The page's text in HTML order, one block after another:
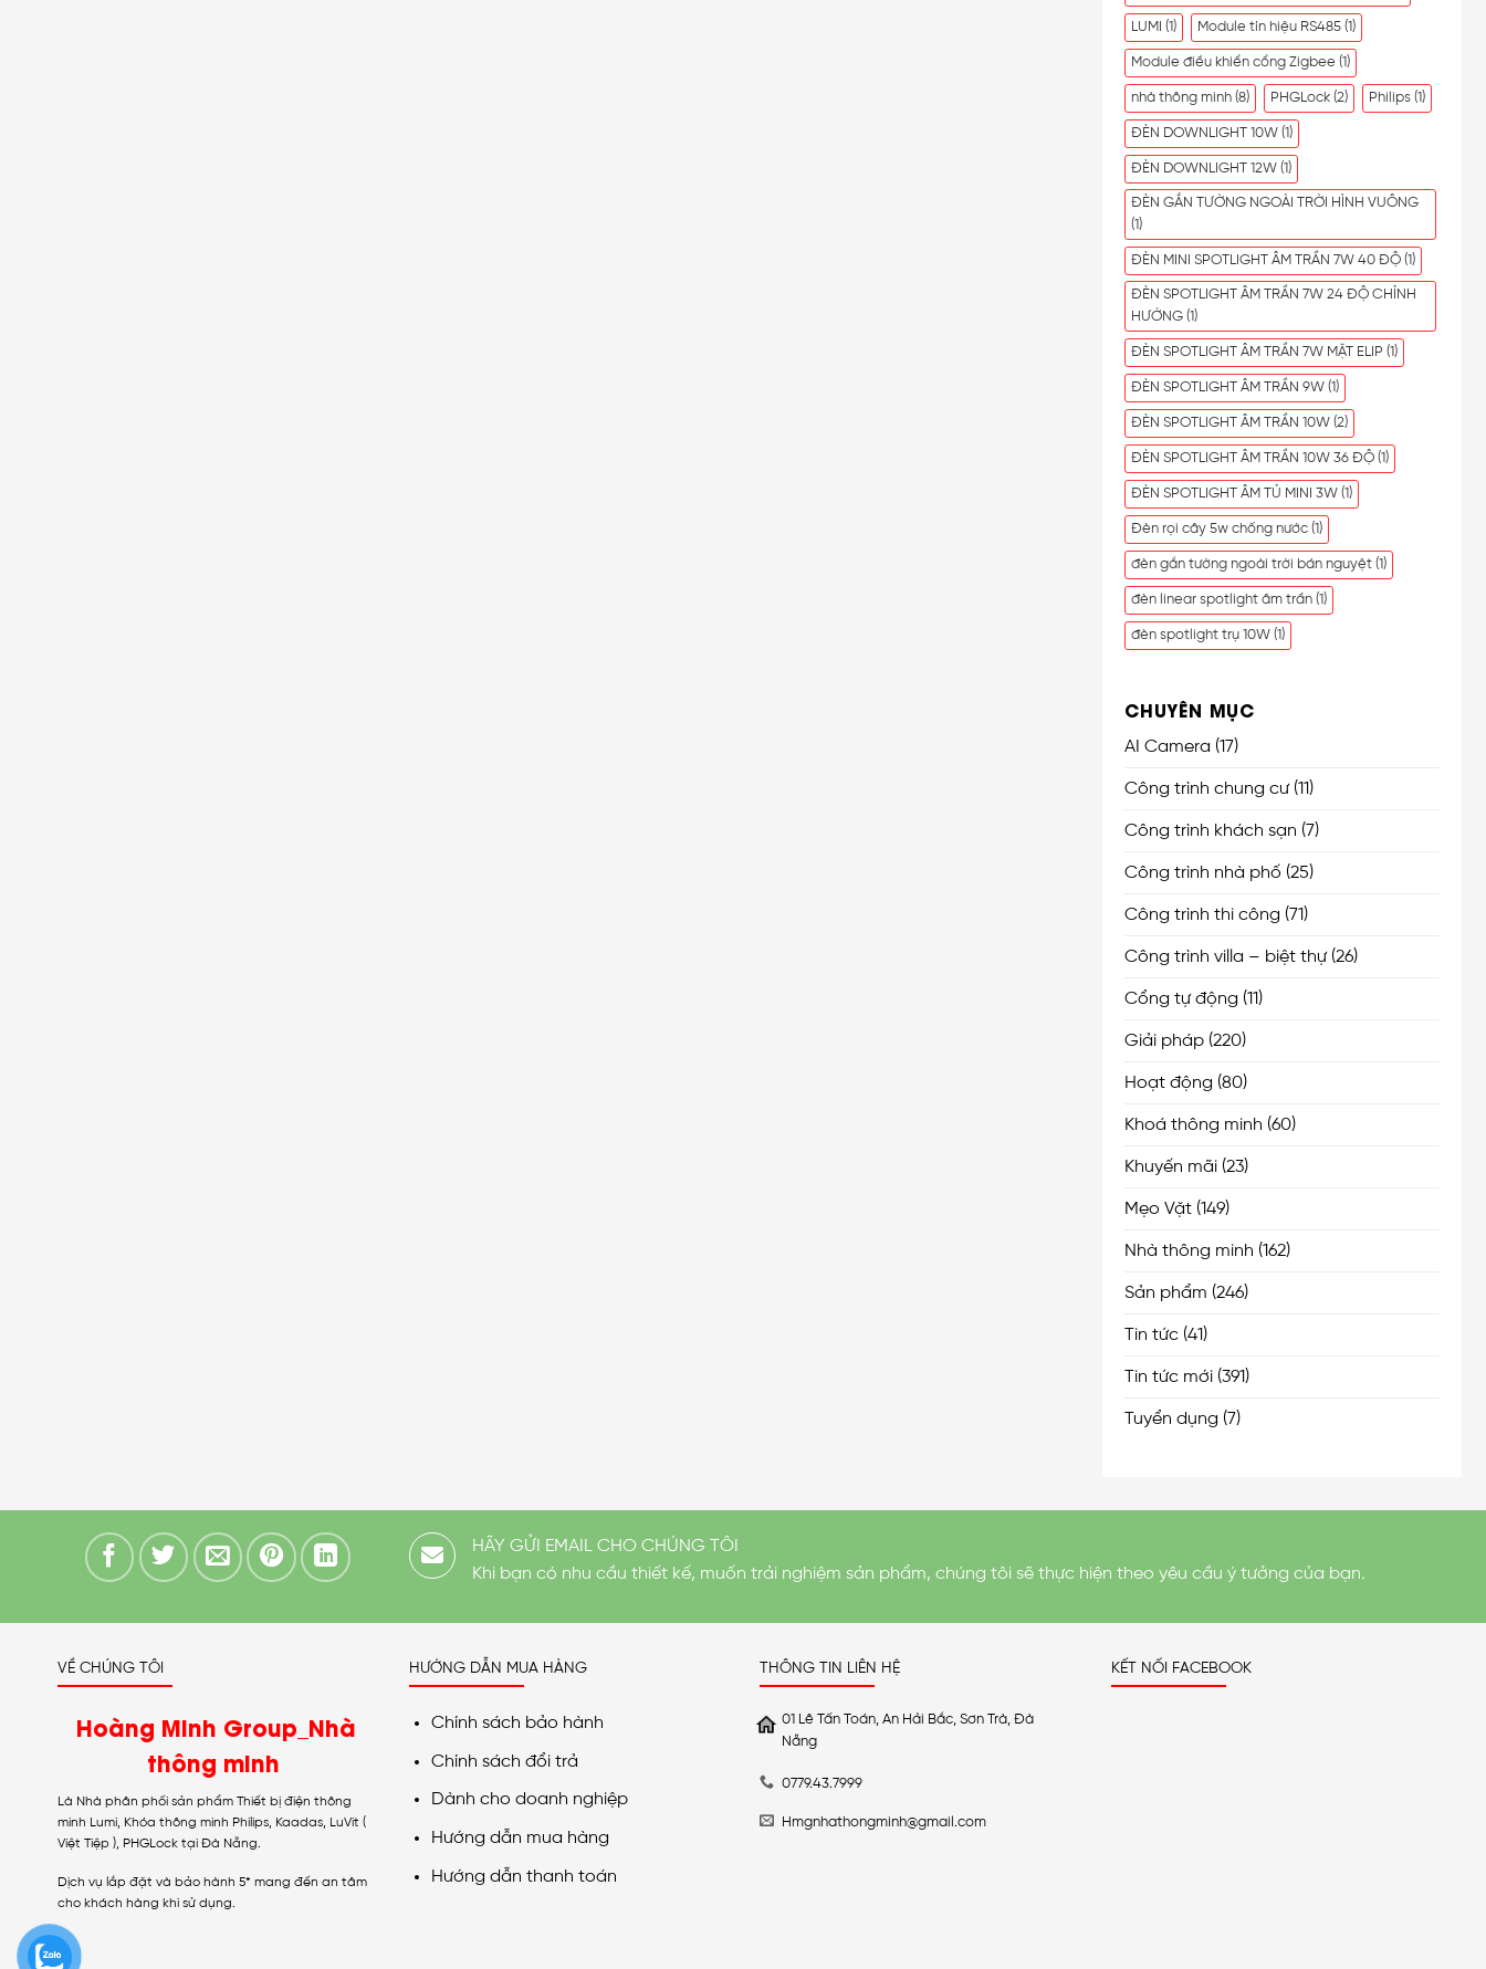
LUMI (1) Module tín hiệu RS485 (1)
Module điều khiển cổng Zigbee (1)
nhà thông minh (8) PHGLock (2) Philips (1)
ĐÈN DOWNLIGHT 10W (1)
ĐÈN DOWNLIGHT 12W (1)
ĐÈN GẮN TƯỜNG NGOÀI TRỜI HÌNH VUÔNG
(1)
ĐÈN MINI SPOTLIGHT ÂM TRẦN 7W 40 ĐỘ (1)
ĐÈN SPOTLIGHT ÂM TRẦN 7W 24 ĐỘ CHỈNH
HƯỚNG (1)
ĐÈN SPOTLIGHT ÂM TRẦN 7W MẶT ELIP (1)
ĐÈN SPOTLIGHT ÂM TRẦN 9W (1)
ĐÈN SPOTLIGHT ÂM TRẦN 10W (2)
ĐÈN SPOTLIGHT ÂM TRẦN 10W 36 ĐỘ (1)
ĐÈN SPOTLIGHT ÂM TỦ MINI 3W (1)
Đèn rọi cây 5w chống nước (1)
đèn gắn tường ngoài trời bán nguyệt (1)
đèn linear spotlight âm trần (1)
đèn spotlight trụ 10W (1)
CHUYÊN MỤC
AI Camera (17)
Công trình chung cư(11)
Công trình khách sạn (7)
Công trình nhà phố (25)
Công trình thi công (71)
Công trình villa – biệt thự(26)
Cổng tự động (11)
Giải pháp (220)
Hoạt động (80)
Khoá thông minh (60)
Khuyến mãi (23)
Mẹo Vặt (149)
Nhà thông minh (162)
Sản phẩm (246)
Tin tức (41)
Tin tức mới (391)
Tuyển dụng (7)
HÃY GỬI EMAIL CHO CHÚNG TÔI
Khi bạn có nhu cầu thiết kế, muốn trải nghiệm sản phẩm, chúng tôi sẽ thực hiện theo yêu cầu ý tưởng của bạn.
VỀ CHÚNG TÔI
Hoàng Minh Group_Nhà
thông minh
Là Nhà phân phối sản phẩm Thiết bị điện thông
minh Lumi, Khóa thông minh Philips, Kaadas, LuVit (
Việt Tiệp ), PHGLock tại Đà Nẵng.
Dịch vụ lắp đặt và bảo hành 5* mang đến an tâm
cho khách hàng khi sử dụng.
HƯỚNG DẪN MUA HÀNG
Chính sách bảo hành
Chính sách đổi trả
Dành cho doanh nghiệp
Hướng dẫn mua hàng
Hướng dẫn thanh toán
THÔNG TIN LIÊN HỆ
01 Lê Tấn Toán, An Hải Bắc, Sơn Trà, Đà
Nẵng
0779.43.7999
Hmgnhathongminh@gmail.com
KẾT NỐI FACEBOOK